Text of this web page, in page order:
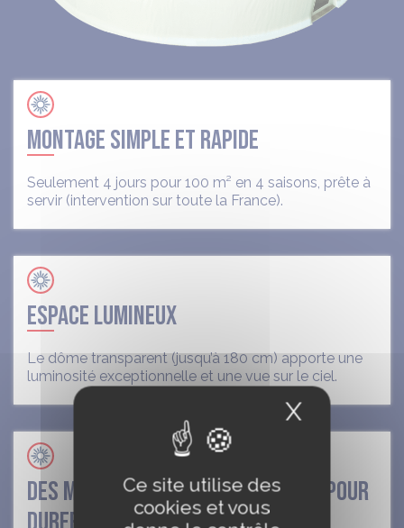
MONTAGE SIMPLE ET RAPIDE
Seulement 4 jours pour 100 m² en 4 saisons, prête à
servir (intervention sur toute la France).
ESPACE LUMINEUX
Le dôme transparent (jusqu’à 180 cm) apporte une
luminosité exceptionnelle et une vue sur le ciel.
DES MATÉRIAUX MODERNES CONÇUS POUR
Ce site utilise des
cookies et vous
X